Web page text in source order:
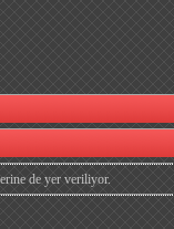
de yer veriliyor.